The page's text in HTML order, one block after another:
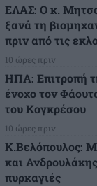
ΕΛΑΣ: Ο κ.
ξανά τη
πριν από τις
10 ώρες πριν
ΗΠΑ: Επιτροπή
ένοχο τον
του Κογκρέσου
10 ώρες πριν
K.Βελόπουλος:
και
πυρκαγιές